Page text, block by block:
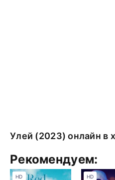
Улей (2023) онлайн в
Рекомендуем:
HD HD